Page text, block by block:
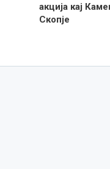
акција кај
Скопје